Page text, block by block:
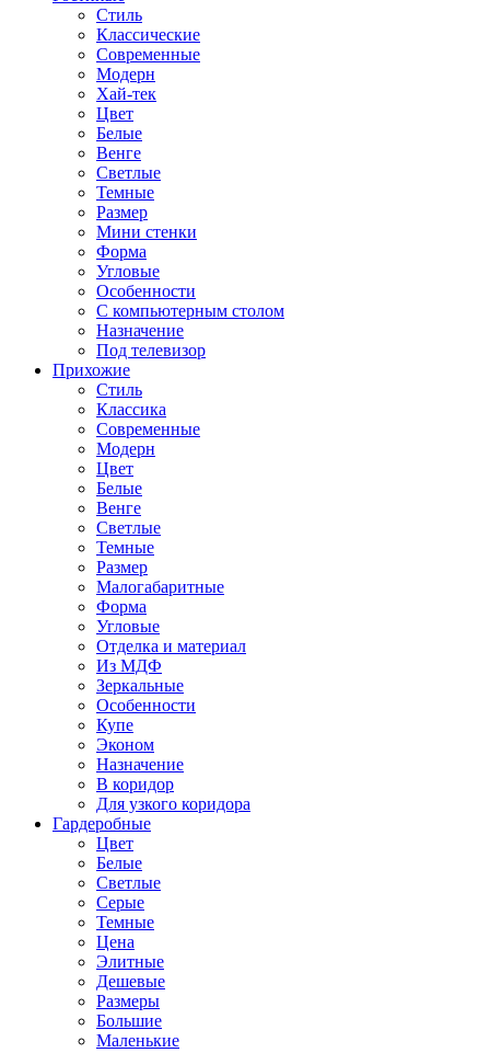
Стиль
Классические
Современные
Модерн
Хай-тек
Цвет
Белые
Венге
Светлые
Темные
Размер
Мини стенки
Форма
Угловые
Особенности
С компьютерным столом
Назначение
Под телевизор
Прихожие
Стиль
Классика
Современные
Модерн
Цвет
Белые
Венге
Светлые
Темные
Размер
Малогабаритные
Форма
Угловые
Отделка и материал
Из МДФ
Зеркальные
Особенности
Купе
Эконом
Назначение
В коридор
Для узкого коридора
Гардеробные
Цвет
Белые
Светлые
Серые
Темные
Цена
Элитные
Дешевые
Размеры
Большие
Маленькие